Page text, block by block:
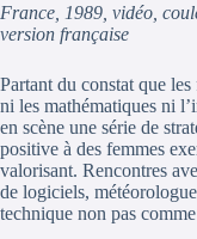
France, 1989, vidéo,
version française
Partant du constat que
ni les mathématiques ni
en scène une série de
positive à des femmes
valorisant. Rencontres
de logiciels,
technique non pas